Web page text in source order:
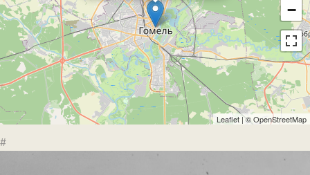
−
Leaflet| ©OpenStreetMap
#